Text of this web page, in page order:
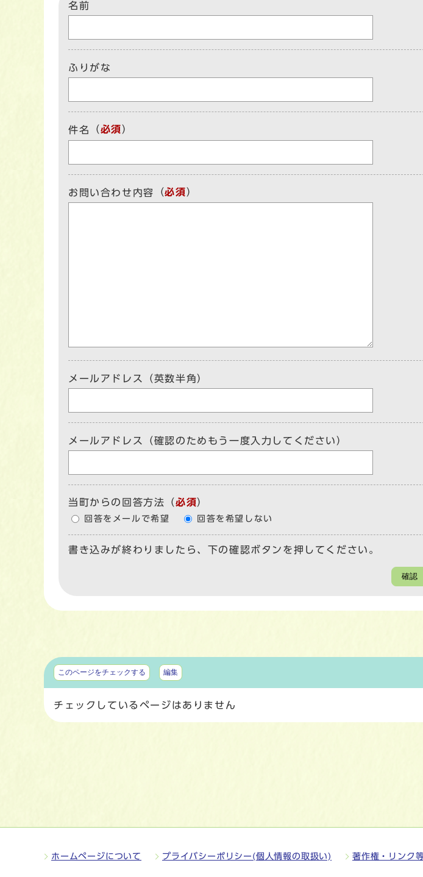
名前
ふりがな
件名 （必須）
お問い合わせ内容 （必須）
メールアドレス（英数半角）
メールアドレス（確認のためもう一度入力してください）
当町からの回答方法 （必須）
回答をメールで希望 回答を希望しない
書き込みが終わりましたら、下の確認ボタンを押してください。
確認
マイページ
このページをチェックする 編集
チェックしているページはありません
ホームページについて プライバシーポリシー(個人情報の取扱い) 著作権・リンク